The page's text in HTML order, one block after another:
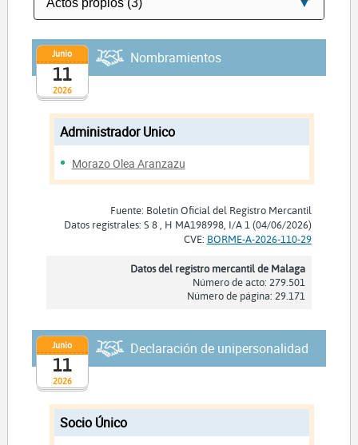
2026
Junio
11
Nombramientos
Administrador Unico
Morazo Olea Aranzazu
Fuente: Boletín Oficial del Registro Mercantil
Datos registrales: S 8 , H MA198998, I/A 1 (04/06/2026)
CVE: BORME-A-2026-110-29
Datos del registro mercantil de Malaga
Número de acto: 279.501
Número de página: 29.171
2026
Junio
11
Declaración de unipersonalidad
Socio Único